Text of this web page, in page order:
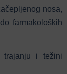
nosa,
farmakoloških
trajanju i težini